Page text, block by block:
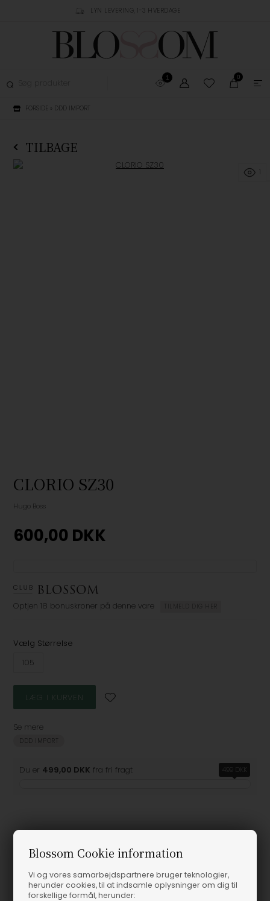
Blossom Cookie information
Vi og vores samarbejdspartnere bruger teknologier,
herunder cookies, til at indsamle oplysninger om dig til
forskellige formål, herunder:
LYN LEVERING, 1-3 HVERDAGE
1 0
FORSIDE » DDD IMPORT
TILBAGE
CLORIO SZ30
Hugo Boss
600,00 DKK
Optjen 18 bonuskroner på denne vare TILMELD DIG HER
Vælg Størrelse
105
Se mere
DDD IMPORT
Du er 499,00 DKK fra fri fragt 499 DKK
Produktinformation
Varenummer 18855-50386525
1